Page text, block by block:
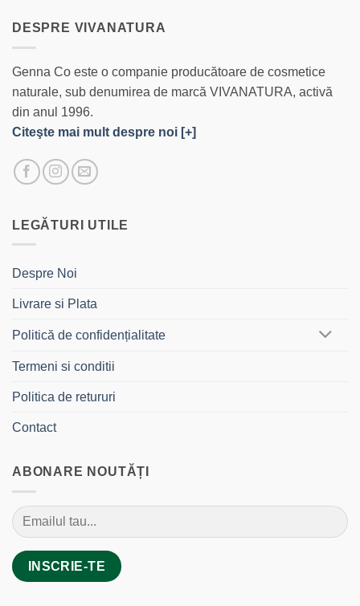
DESPRE VIVANATURA
Genna Co este o companie producătoare de cosmetice
naturale, sub denumirea de marcă VIVANATURA, activă
din anul 1996.
Citeşte mai mult despre noi [+]
LEGĂTURI UTILE
Despre Noi
Livrare si Plata
Politică de confidențialitate
Termeni si conditii
Politica de retururi
Contact
ABONARE NOUTĂȚI